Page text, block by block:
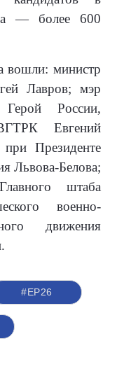
— более 600
вошли: министр
Лавров; мэр
России,
ВГТРК Евгений
Президенте
Львова-Белова;
штаба
военно-
движения
#ЕР26